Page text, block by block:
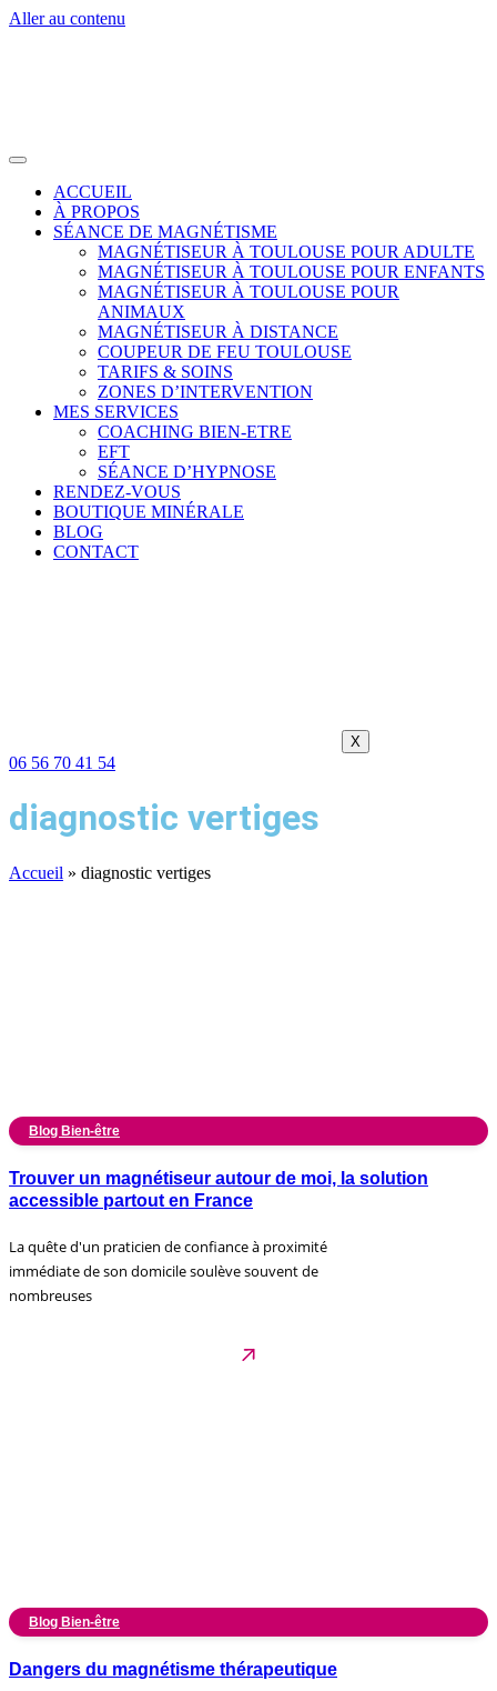
Aller au contenu
ACCUEIL
À PROPOS
SÉANCE DE MAGNÉTISME
MAGNÉTISEUR À TOULOUSE POUR ADULTE
MAGNÉTISEUR À TOULOUSE POUR ENFANTS
MAGNÉTISEUR À TOULOUSE POUR
ANIMAUX
MAGNÉTISEUR À DISTANCE
COUPEUR DE FEU TOULOUSE
TARIFS & SOINS
ZONES D’INTERVENTION
MES SERVICES
COACHING BIEN-ETRE
EFT
SÉANCE D’HYPNOSE
RENDEZ-VOUS
BOUTIQUE MINÉRALE
BLOG
CONTACT
X
06 56 70 41 54
diagnostic vertiges
Accueil » diagnostic vertiges
Blog Bien-être
Trouver un magnétiseur autour de moi, la solution
accessible partout en France
La quête d'un praticien de confiance à proximité
immédiate de son domicile soulève souvent de
nombreuses
Blog Bien-être
Dangers du magnétisme thérapeutique